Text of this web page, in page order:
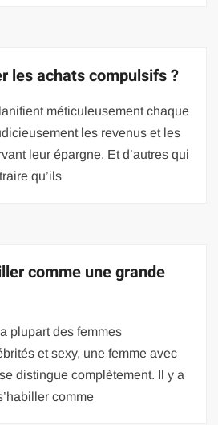
les achats compulsifs ?
méticuleusement chaque
les revenus et les
leur épargne. Et d’autres qui
qu’ils
comme une grande
plupart des femmes
et sexy, une femme avec
distingue complètement. Il y a
comme